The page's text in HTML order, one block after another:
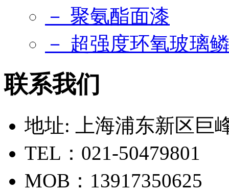
－ 聚氨酯面漆
－ 超强度环氧玻璃
联系我们
地址: 上海浦东新区巨
TEL：021-50479801
MOB：13917350625